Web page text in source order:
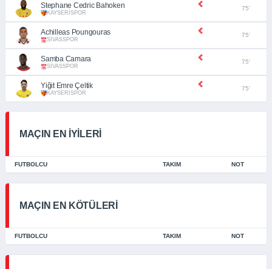
Stephane Cedric Bahoken
KAYSERİSPOR
75’
Achilleas Poungouras
SİVASSPOR
75’
Samba Camara
SİVASSPOR
75’
Yiğit Emre Çeltik
KAYSERİSPOR
75’
MAÇIN EN İYİLERİ
FUTBOLCU TAKIM NOT
MAÇIN EN KÖTÜLERİ
FUTBOLCU TAKIM NOT